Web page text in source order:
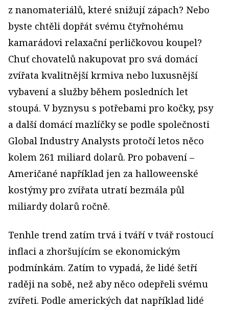
z nanomateriálů, které snižují zápach? Nebo
byste chtěli dopřát svému čtyřnohému
kamarádovi relaxační perličkovou koupel?
Chuť chovatelů nakupovat pro svá domácí
zvířata kvalitnější krmiva nebo luxusnější
vybavení a služby během posledních let
stoupá. V byznysu s potřebami pro kočky, psy
a další domácí mazlíčky se podle společnosti
Global Industry Analysts protočí letos něco
kolem 261 miliard dolarů. Pro pobavení –
Američané například jen za halloweenské
kostýmy pro zvířata utratí bezmála půl
miliardy dolarů ročně.
Tenhle trend zatím trvá i tváří v tvář rostoucí
inflaci a zhoršujícím se ekonomickým
podmínkám. Zatím to vypadá, že lidé šetří
raději na sobě, než aby něco odepřeli svému
zvířeti. Podle amerických dat například lidé